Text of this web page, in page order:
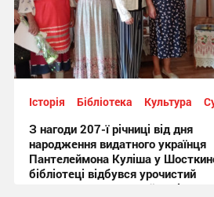
Історія Бібліотека Культура
З нагоди 207-ї річниці від дня
народження видатного українця
Пантелеймона Куліша у
бібліотеці відбувся урочистий
культурно-мистецький захід +